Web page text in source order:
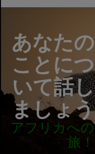
あなたの
ことにつ
いて話し
ましょう
アフリカへの
旅！